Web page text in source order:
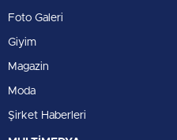
Foto Galeri
Giyim
Magazin
Moda
Şirket Haberleri